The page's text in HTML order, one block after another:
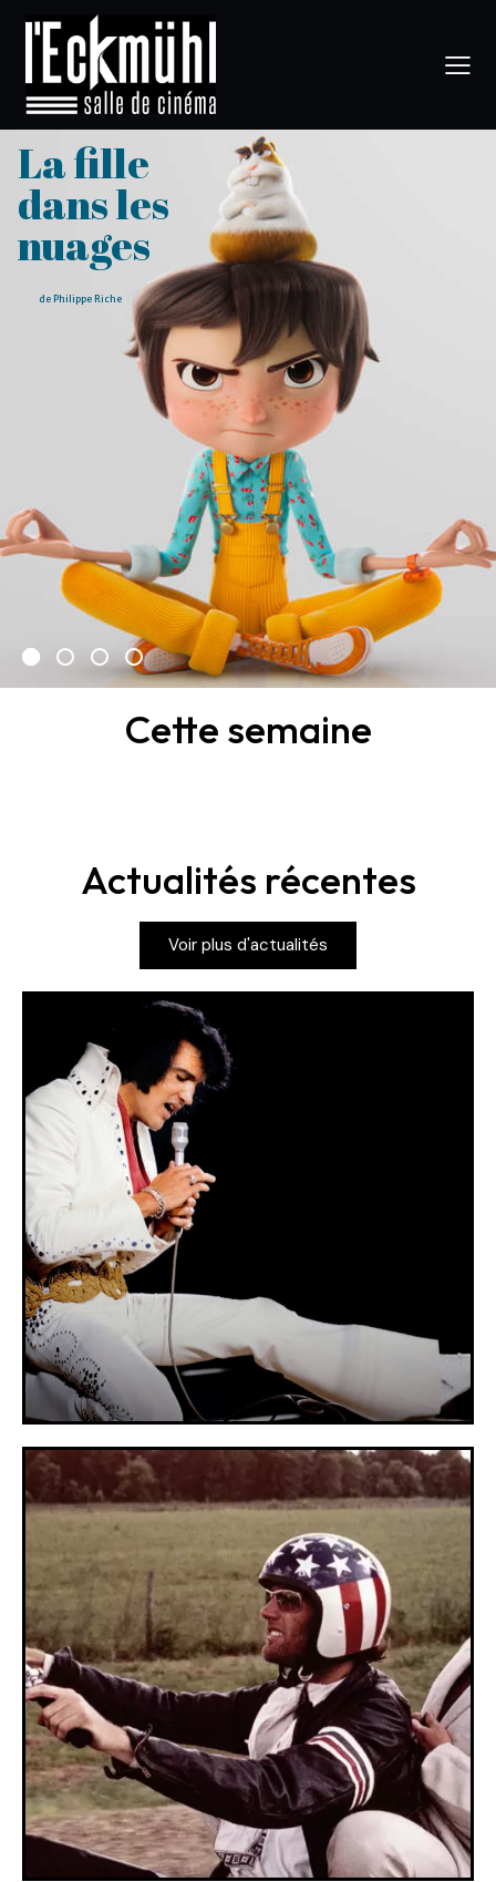
de Philippe Riche
La fille
dans les
nuages
Cette semaine
Actualités récentes
Voir plus d'actualités